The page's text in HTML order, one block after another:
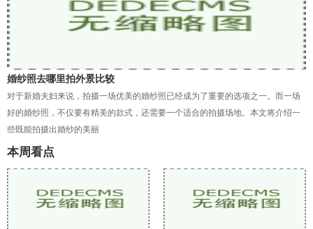
婚纱照去哪里拍外景比较
对于新婚夫妇来说，拍摄一场优美的婚纱照已经成为了重要的选项之一。而一场
好的婚纱照，不仅要有精美的款式，还需要一个适合的拍摄场地。本文将介绍一
些既能拍摄出婚纱的美丽
本周看点